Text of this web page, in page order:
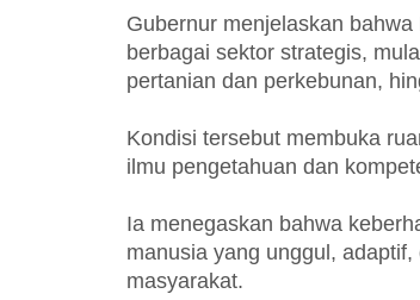
Gubernur menjelaskan
berbagai sektor strategis,
pertanian dan perkebunan,
Kondisi tersebut membuka
ilmu pengetahuan dan
Ia menegaskan bahwa
manusia yang unggul,
masyarakat.